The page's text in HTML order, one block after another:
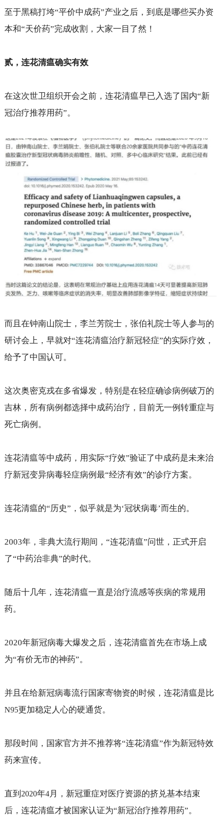
至于黑稿打垮“平价中成药”产业之后，到底是哪些买办资
本和“天价药”完成收割，大家一目了然！
贰，连花清瘟确实有效
在这次世卫组织开会之前，连花清瘟早已入选了国内“新
冠治疗推荐用药”。
而且在钟南山院士，李兰芳院士，张伯礼院士等人参与的
研讨会上，早就对“连花清瘟治疗新冠轻症”的实际疗效，
给予了中国认可。
这次奥密克戎在多省爆发，特别是在轻症确诊病例破万的
吉林，所有病例都选择中成药治疗，目前无一例转重症与
死亡病例。
连花清瘟等中成药，用实际“疗效”验证了中成药是未来治
疗新冠变异病毒轻症病例最“经济有效”的诊疗方案。
连花清瘟的“历史”，似乎就是为‘冠状病毒’而生的。
2003年，非典大流行期间，“连花清瘟”问世，正式开启
了“中药治非典”的时代。
随后十几年，连花清瘟一直是治疗流感等疾病的常规用
药。
2020年新冠病毒大爆发之后，连花清瘟首先在市场上成
为“有价无市的神药”。
并且在给新冠病毒流行国家寄物资的时候，连花清瘟是比
N95更加稳定人心的硬通货。
那段时间，国家官方并不推荐将“连花清瘟”作为新冠特效
药来宣传。
直到 2020年4月，新冠重症对医疗资源的挤兑基本结束
后，连花清瘟才被国家认证为“新冠治疗推荐用药”。